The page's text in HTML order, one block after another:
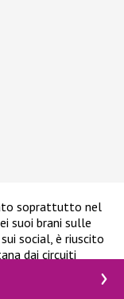
soprattutto nel
suoi brani sulle
social, è riuscito
dai circuiti
digitale. La sua
di creare